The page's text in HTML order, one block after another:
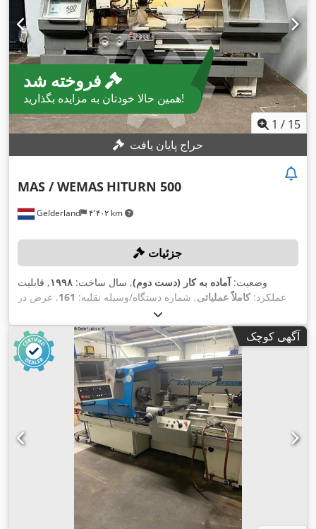
همین حالا خودتان به مزایده بگذارید!
1 / 15
حراج پایان یافت
Gelderland ۴٬۴۰۲ km
MAS / WEMAS HITURN 500
جزئیات
وضعیت:آماده به کار (دست دوم), سال ساخت: ۱۹۹۸, قابلیت
عملکرد:کاملاً عملیاتی, شماره دستگاه/وسیله نقلیه: 161, عرض در
, ارتفاع مرکز:
اسپیندل:۲٬۴۰۰ دور/دقیقه , مدل کنترلر:Heidenhain Manual-
Plus, آگهی کوچک